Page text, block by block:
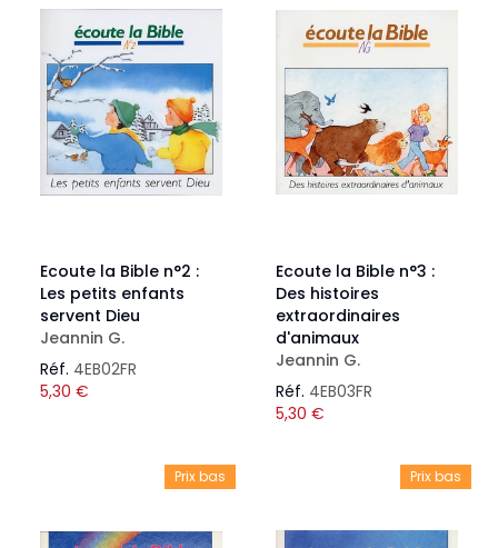
Ecoute la Bible n°2 :
Les petits enfants
servent Dieu
Jeannin G.
Réf. 4EB02FR
5,30 €
Ecoute la Bible n°3 :
Des histoires
extraordinaires
d'animaux
Jeannin G.
Réf. 4EB03FR
5,30 €
Prix bas Prix bas